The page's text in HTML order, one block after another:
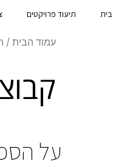
בית תיעוד פרויקטים
עמוד הבית /
קבוצת
על